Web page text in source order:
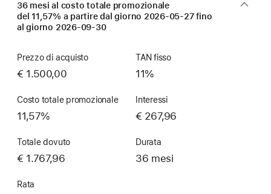
36 mesi al costo totale promozionale
del 11,57% a partire dal giorno 2026-05-27fino
al giorno 2026-09-30
Prezzo di acquisto
€ 1.500,00
TAN fisso
11%
Costo totale promozionale
11,57%
Interessi
€ 267,96
Totale dovuto
€ 1.767,96
Durata
36 mesi
Rata